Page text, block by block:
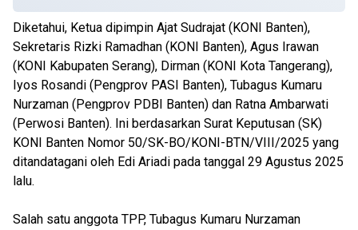
Diketahui, Ketua dipimpin Ajat Sudrajat (KONI Banten),
Sekretaris Rizki Ramadhan (KONI Banten), Agus Irawan
(KONI Kabupaten Serang), Dirman (KONI Kota Tangerang),
Iyos Rosandi (Pengprov PASI Banten), Tubagus Kumaru
Nurzaman (Pengprov PDBI Banten) dan Ratna Ambarwati
(Perwosi Banten). Ini berdasarkan Surat Keputusan (SK)
KONI Banten Nomor 50/SK-BO/KONI-BTN/VIII/2025 yang
ditandatagani oleh Edi Ariadi pada tanggal 29 Agustus 2025
lalu.
Salah satu anggota TPP, Tubagus Kumaru Nurzaman